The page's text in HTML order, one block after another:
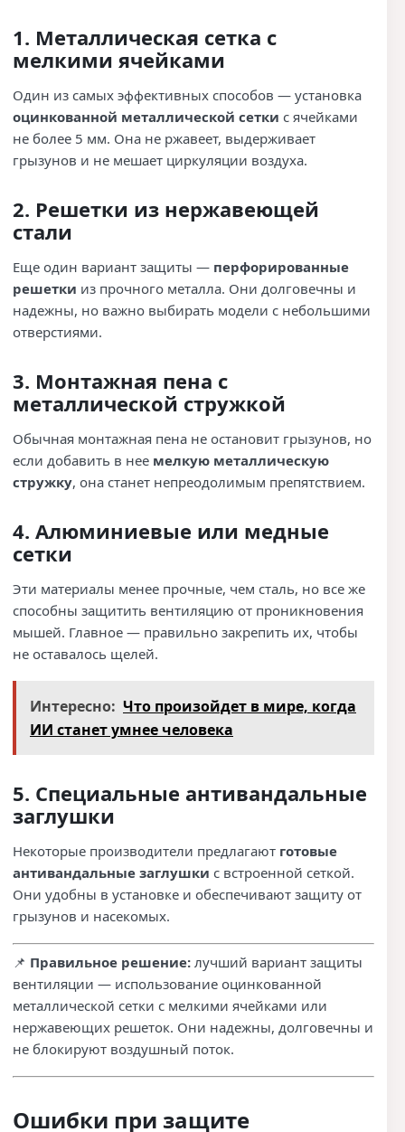
1. Металлическая сетка с
мелкими ячейками
Один из самых эффективных способов — установка
оцинкованной металлической сетки с ячейками
не более 5 мм. Она не ржавеет, выдерживает
грызунов и не мешает циркуляции воздуха.
2. Решетки из нержавеющей
стали
Еще один вариант защиты — перфорированные
решетки из прочного металла. Они долговечны и
надежны, но важно выбирать модели с небольшими
отверстиями.
3. Монтажная пена с
металлической стружкой
Обычная монтажная пена не остановит грызунов, но
если добавить в нее мелкую металлическую
стружку, она станет непреодолимым препятствием.
4. Алюминиевые или медные
сетки
Эти материалы менее прочные, чем сталь, но все же
способны защитить вентиляцию от проникновения
мышей. Главное — правильно закрепить их, чтобы
не оставалось щелей.
Интересно: Что произойдет в мире, когда
ИИ станет умнее человека
5. Специальные антивандальные
заглушки
Некоторые производители предлагают готовые
антивандальные заглушки с встроенной сеткой.
Они удобны в установке и обеспечивают защиту от
грызунов и насекомых.
📌 Правильное решение: лучший вариант защиты
вентиляции — использование оцинкованной
металлической сетки с мелкими ячейками или
нержавеющих решеток. Они надежны, долговечны и
не блокируют воздушный поток.
Ошибки при защите